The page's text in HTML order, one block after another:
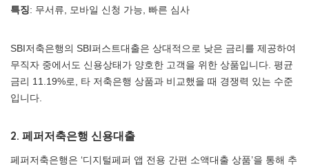
특징: 무서류, 모바일 신청 가능, 빠른 심사
SBI저축은행의 SBI퍼스트대출은 상대적으로 낮은 금리를 제공하여
무직자 중에서도 신용상태가 양호한 고객을 위한 상품입니다. 평균
금리 11.19%로, 타 저축은행 상품과 비교했을 때 경쟁력 있는 수준
입니다.
2. 페퍼저축은행 신용대출
페퍼저축은행은 ‘디지털페퍼 앱 전용 간편 소액대출 상품’을 통해 추